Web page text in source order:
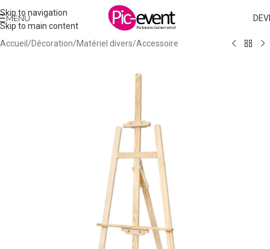
Skip to navigation
Skip to main content
MENU
Accueil /Décoration/Matériel divers/Accessoire